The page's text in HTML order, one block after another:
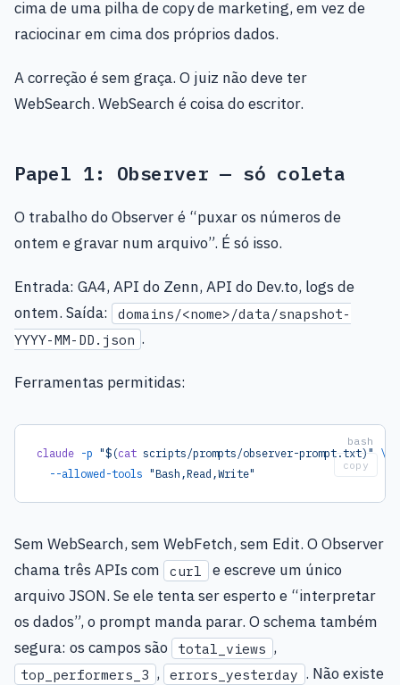
cima de uma pilha de copy de marketing, em vez de
raciocinar em cima dos próprios dados.
A correção é sem graça. O juiz não deve ter
WebSearch. WebSearch é coisa do escritor.
Papel 1: Observer — só coleta
O trabalho do Observer é “puxar os números de
ontem e gravar num arquivo”. É só isso.
Entrada: GA4, API do Zenn, API do Dev.to, logs de
ontem. Saída:
domains/<nome>/data/snapshot-
YYYY-MM-DD.json .
Ferramentas permitidas:
claude -p "$(cat scripts/prompts/observer-prompt.txt)" \
  --allowed-tools
"Bash,Read,Write"
copy
Sem WebSearch, sem WebFetch, sem Edit. O Observer
chama três APIs com
curl
e escreve um único
arquivo JSON. Se ele tenta ser esperto e “interpretar
os dados”, o prompt manda parar. O schema também
segura: os campos são
total_views ,
top_performers_3 , errors_yesterday . Não existe